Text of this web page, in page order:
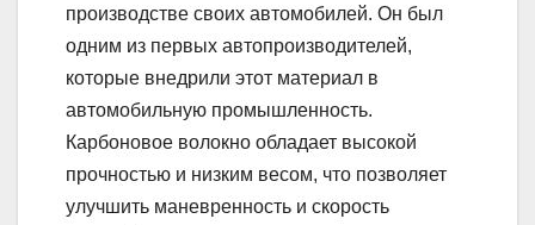
производстве своих автомобилей. Он был
одним из первых автопроизводителей,
которые внедрили этот материал в
автомобильную промышленность.
Карбоновое волокно обладает высокой
прочностью и низким весом, что позволяет
улучшить маневренность и скорость